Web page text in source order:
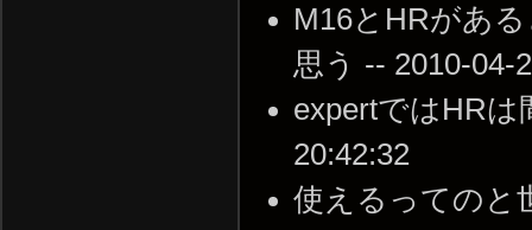
M16とHRがあ
思う -- 2010-04-
expertではHRは
20:42:32
使えるってのと